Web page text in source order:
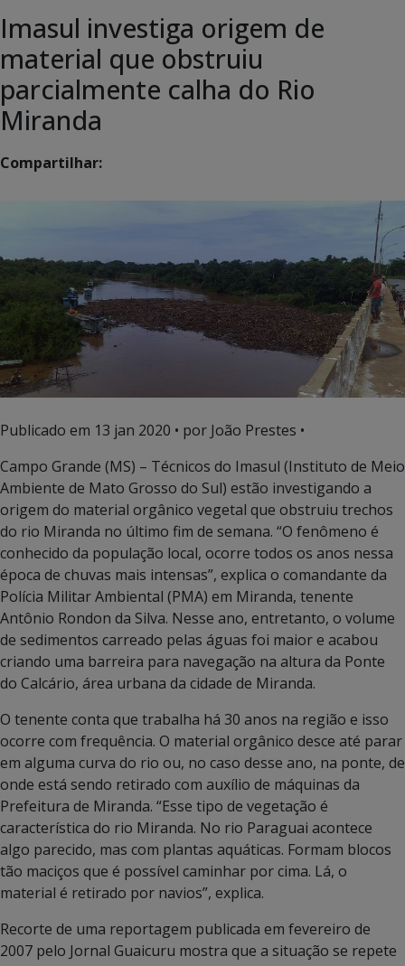
Imasul investiga origem de
material que obstruiu
parcialmente calha do Rio
Miranda
Compartilhar:
Publicado em 13 jan 2020 • por João Prestes •
Campo Grande (MS) – Técnicos do Imasul (Instituto de Meio
Ambiente de Mato Grosso do Sul) estão investigando a
origem do material orgânico vegetal que obstruiu trechos
do rio Miranda no último fim de semana. “O fenômeno é
conhecido da população local, ocorre todos os anos nessa
época de chuvas mais intensas”, explica o comandante da
Polícia Militar Ambiental (PMA) em Miranda, tenente
Antônio Rondon da Silva. Nesse ano, entretanto, o volume
de sedimentos carreado pelas águas foi maior e acabou
criando uma barreira para navegação na altura da Ponte
do Calcário, área urbana da cidade de Miranda.
O tenente conta que trabalha há 30 anos na região e isso
ocorre com frequência. O material orgânico desce até parar
em alguma curva do rio ou, no caso desse ano, na ponte, de
onde está sendo retirado com auxílio de máquinas da
Prefeitura de Miranda. “Esse tipo de vegetação é
característica do rio Miranda. No rio Paraguai acontece
algo parecido, mas com plantas aquáticas. Formam blocos
tão maciços que é possível caminhar por cima. Lá, o
material é retirado por navios”, explica.
Recorte de uma reportagem publicada em fevereiro de
2007 pelo Jornal Guaicuru mostra que a situação se repete